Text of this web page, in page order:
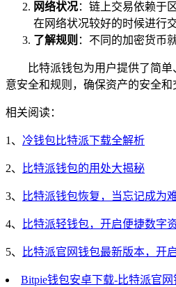
网络状况：链上交易依赖于
在网络状况较好的时候进行
了解规则 ：不同的加密货币
比特派钱包为用户提供了简
意安全和规则，确保资产的安全
相关阅读：
1、 冷钱包比特派下载全解析
2、 比特派钱包的用处大揭秘
3、 比特派钱包恢复，当忘记成为
4、 比特派轻钱包，开启便捷数字
5、 比特派官网钱包最新版本，开
Bitpie钱包安卓下载-比特派官